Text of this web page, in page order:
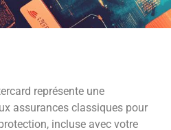
représente une
assurances classiques pour
incluse avec votre